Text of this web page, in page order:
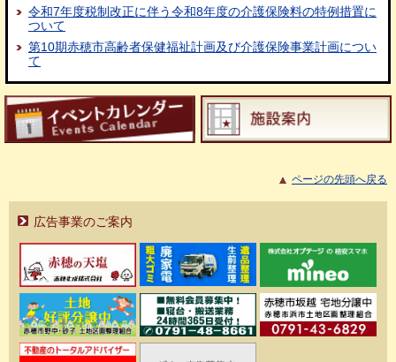
令和7年度税制改正に伴う令和8年度の介護保険料の特例措置に
ついて
第10期赤穂市高齢者保健福祉計画及び介護保険事業計画につい
て
ページの先頭へ戻る
広告事業のご案内